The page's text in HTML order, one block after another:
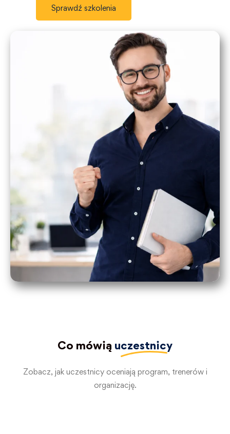
Sprawdź szkolenia
Co mówią uczestnicy
Zobacz, jak uczestnicy oceniają program, trenerów i
organizację.